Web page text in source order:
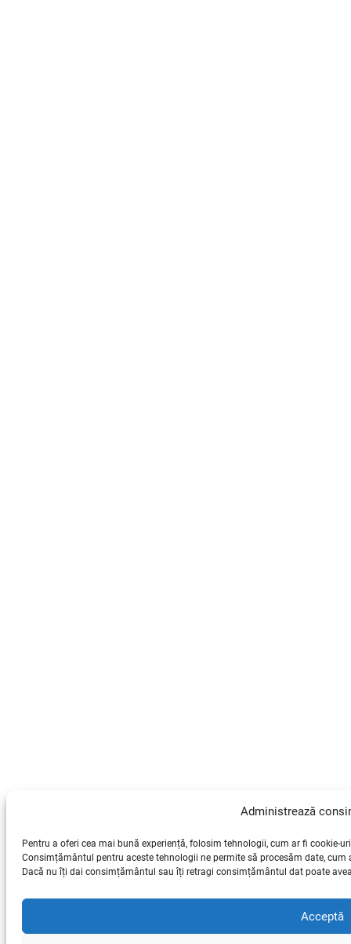
Administrează
Pentru a oferi cea mai bună experiență, folosim tehnologii, cum ar fi cookie-
Consimțământul pentru aceste tehnologii ne permite să procesăm date,
Dacă nu îți dai consimțământul sau îți retragi consimțământul dat poate
Acceptă